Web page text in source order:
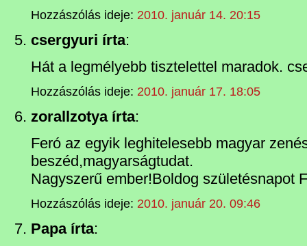
Hozzászólás ideje: 2010. január 14. 20:15
csergyuri írta:
Hát a legmélyebb tisztelettel maradok.
Hozzászólás ideje: 2010. január 17. 18:05
zorallzotya írta:
Feró az egyik leghitelesebb magyar
beszéd,magyarságtudat.
Nagyszerű ember!Boldog születésnapot
Hozzászólás ideje: 2010. január 20. 09:46
Papa írta: